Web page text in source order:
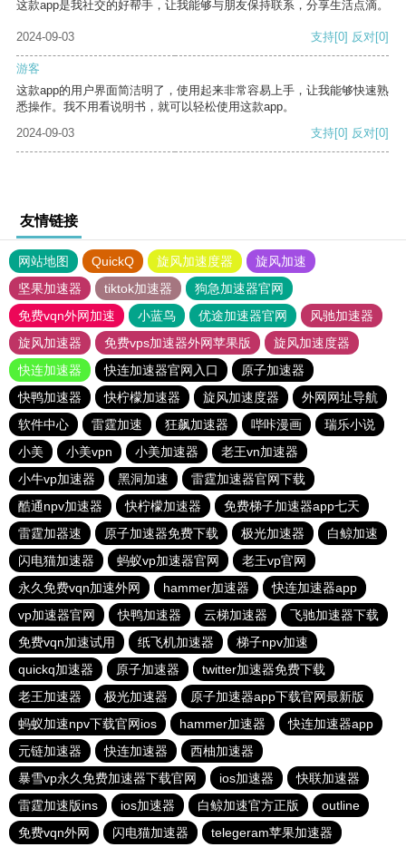
这款app是我社交的好帮手，让我能够与朋友保持联系，分享生活点滴。
2024-09-03 支持[0] 反对[0]
游客
这款app的用户界面简洁明了，使用起来非常容易上手，让我能够快速熟
悉操作。我不用看说明书，就可以轻松使用这款app。
2024-09-03
支持[0] 反对[0]
友情链接
网站地图 QuickQ 旋风加速度器
旋风加速
坚果加速器
tiktok加速器
狗急加速器官网
免费vqn外网加速
小蓝鸟 优途加速器官网
风驰加速器
旋风加速器
免费vps加速器外网苹果版
旋风加速度器
快连加速器
快连加速器官网入口
原子加速器
快鸭加速器
快柠檬加速器 旋风加速度器
外网网址导航
软件中心
雷霆加速 狂飙加速器 哔咔漫画
瑞乐小说
小美
小美vpn 小美加速器
老王vn加速器
小牛vp加速器
黑洞加速
雷霆加速器官网下载
酷通npv加速器
快柠檬加速器
免费梯子加速器app七天
雷霆加器速
原子加速器免费下载 极光加速器
白鲸加速
闪电猫加速器
蚂蚁vp加速器官网
老王vp官网
永久免费vqn加速外网
hammer加速器
快连加速器app
vp加速器官网
快鸭加速器 云梯加速器
飞驰加速器下载
免费vqn加速试用
纸飞机加速器
梯子npv加速
quickq加速器
原子加速器
twitter加速器免费下载
老王加速器
极光加速器
原子加速器app下载官网最新版
蚂蚁加速npv下载官网ios
hammer加速器
快连加速器app
元链加速器
快连加速器
西柚加速器
暴雪vp永久免费加速器下载官网
ios加速器
快联加速器
雷霆加速版ins
ios加速器 白鲸加速官方正版
outline
免费vqn外网
闪电猫加速器 telegeram苹果加速器